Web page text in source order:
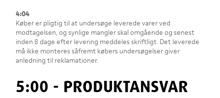
4:04
Køber er pligtig til at undersøge leverede varer ved
modtagelsen, og synlige mangler skal omgående og senest
inden 8 dage efter levering meddeles skriftligt. Det leverede
må ikke monteres såfremt købers undersøgelser giver
anledning til reklamationer.
5:00 - PRODUKTANSVAR